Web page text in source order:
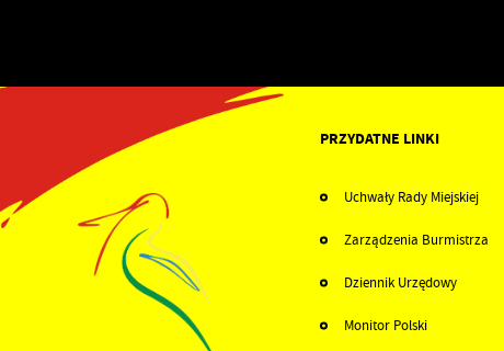
PRZYDATNE LINKI
Uchwały Rady Miejskiej
Zarządzenia Burmistrza
Dziennik Urzędowy
Monitor Polski